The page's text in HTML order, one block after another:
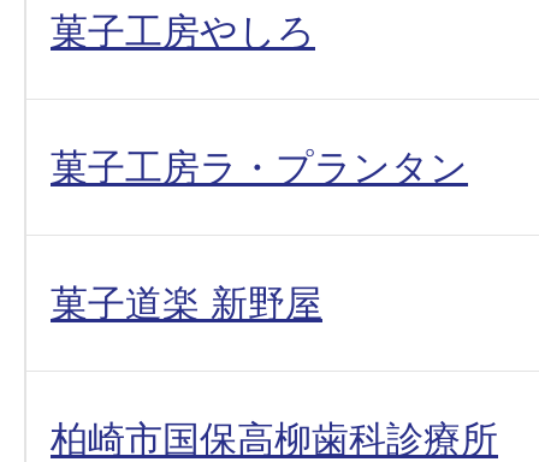
菓子工房やしろ
菓子工房ラ・プランタン
菓子道楽 新野屋
柏崎市国保高柳歯科診療所